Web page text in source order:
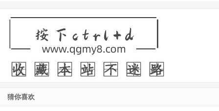
至于安德鲁以及陶比有没有给一些想法呢？
陶比希望能少透露就少透露。安德鲁非常喜欢他依旧深陷在
他的影响，同时他能够透过这些经历带给汤姆的彼得什么。
猜你喜欢